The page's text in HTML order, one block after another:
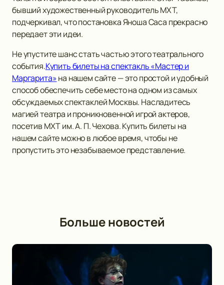
бывший художественный руководитель МХТ,
подчеркивал, что постановка Яноша Саса прекрасно
передает эти идеи.
Не упустите шанс стать частью этого театрального
события.Купить билеты на спектакль «Мастер и
Маргарита»на нашем сайте — это простой и удобный
способ обеспечить себе место на одном из самых
обсуждаемых спектаклей Москвы. Насладитесь
магией театра и проникновенной игрой актеров,
посетив МХТ им. А. П. Чехова. Купить билеты на
нашем сайте можно в любое время, чтобы не
пропустить это незабываемое представление.
Больше новостей